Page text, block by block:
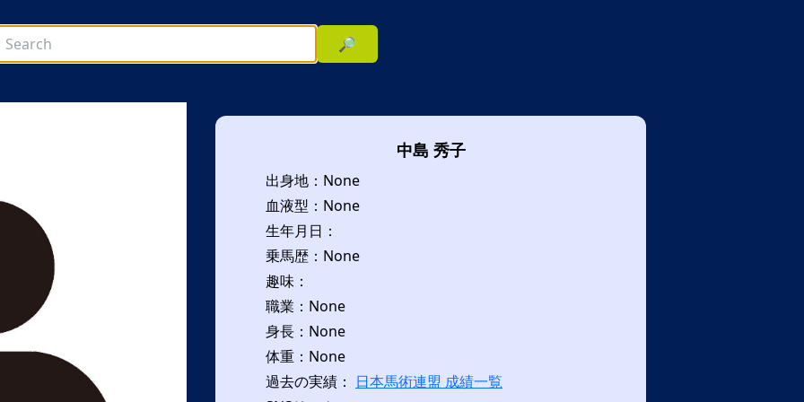
🔎
中島 秀子
出身地：None
血液型：None
生年月日：
乗馬歴：None
趣味：
職業：None
身長：None
体重：None
過去の実績： 日本馬術連盟 成績一覧